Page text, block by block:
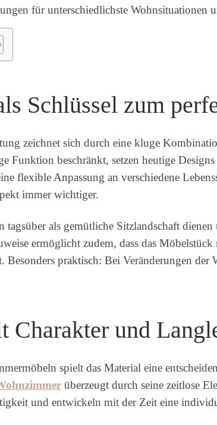
für unterschiedlichste Wohnsituationen
Schlüssel zum
zeichnet sich durch eine kluge
Funktion beschränkt, setzen heutige
flexible Anpassung an verschiedene
immer wichtiger.
tagsüber als gemütliche Sitzlandschaft
ermöglicht zudem, dass das
praktisch: Bei Veränderungen
Charakter und
spielt das Material eine
überzeugt durch seine zeitlose
und entwickeln mit der Zeit eine